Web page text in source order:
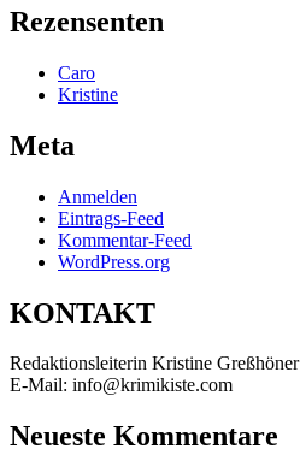
Rezensenten
Caro
Kristine
Meta
Anmelden
Eintrags-Feed
Kommentar-Feed
WordPress.org
KONTAKT
Redaktionsleiterin Kristine Greßhöner
E-Mail: info@krimikiste.com
Neueste Kommentare